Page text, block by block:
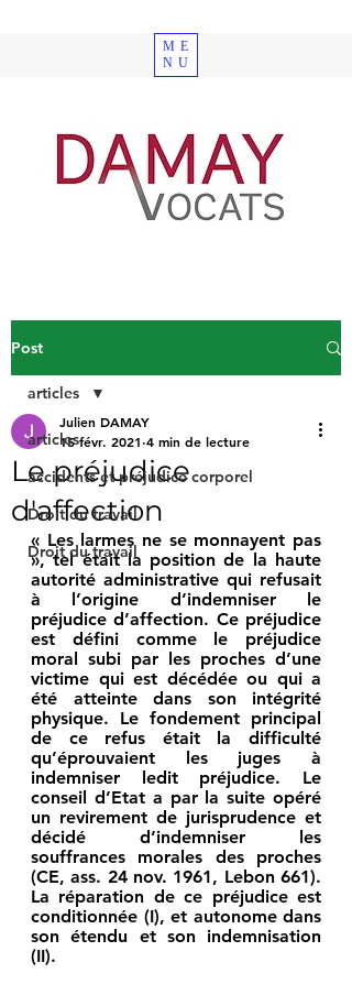
ME
NU
Post
articles
accidents et préjudice corporel
Droit du travail
Droit du travail
articles
Le préjudice
d'affection
Julien DAMAY
15 févr. 2021 4 min de lecture
« Les larmes ne se monnayent pas
», tel était la position de la haute
autorité administrative qui refusait
à l’origine d’indemniser le
préjudice d’affection. Ce préjudice
est défini comme le préjudice
moral subi par les proches d’une
victime qui est décédée ou qui a
été atteinte dans son intégrité
physique. Le fondement principal
de ce refus était la difficulté
qu’éprouvaient les juges à
indemniser ledit préjudice. Le
conseil d’Etat a par la suite opéré
un revirement de jurisprudence et
décidé d’indemniser les
souffrances morales des proches
(CE, ass. 24 nov. 1961, Lebon 661).
La réparation de ce préjudice est
conditionnée (I), et autonome dans
son étendu et son indemnisation
(II).